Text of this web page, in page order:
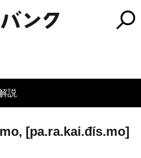
説
[pa.ra.kai.đís.mo]